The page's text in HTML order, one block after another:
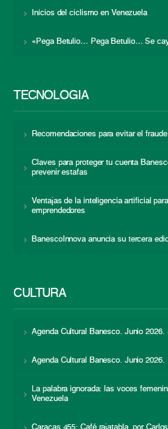
Inicios del ciclismo en Venezuela
«Pega Betulio… Pega Betulio… Se
TECNOLOGÍA
Recomendaciones para evitar el
Claves para proteger tu cuenta
prevenir estafas
Ventajas de la inteligencia artificial
emprendedores
BanescoInnova anuncia su tercera
CULTURA
Agenda Cultural Banesco. Junio 2026.
Agenda Cultural Banesco. Junio 2026.
La palabra ignorada: las voces
Venezuela